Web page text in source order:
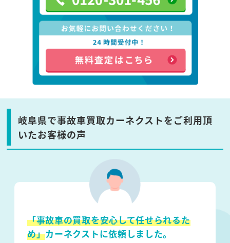
岐阜県で事故車買取カーネクストをご利用頂
いたお客様の声
「事故車の買取を安心して任せられるた
め」カーネクストに依頼しました。